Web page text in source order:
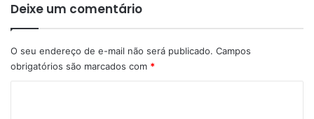
Deixe um comentário
O seu endereço de e-mail não será publicado. Campos
obrigatórios são marcados com *